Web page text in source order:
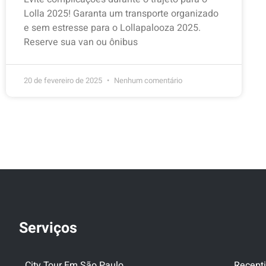
Lolla 2025! Garanta um transporte organizado
e sem estresse para o Lollapalooza 2025.
Reserve sua van ou ônibus
20 de fevereiro de 2025 Nenhum comentário
Serviços